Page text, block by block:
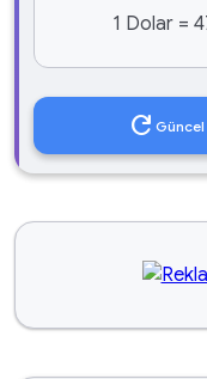
1 Dolar =
refresh